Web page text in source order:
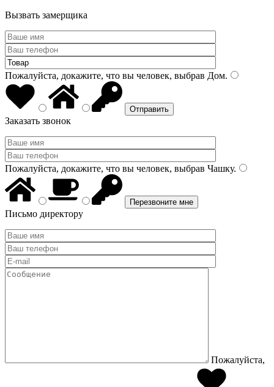
Вызвать замерщика
Пожалуйста, докажите, что вы человек, выбрав Дом.
Заказать звонок
Пожалуйста, докажите, что вы человек, выбрав Чашку.
Письмо директору
Пожалуйста,